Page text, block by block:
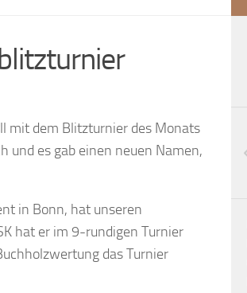
mit dem Blitzturnier des Monats
und es gab einen neuen Namen,
in Bonn, hat unseren
hat er im 9-rundigen Turnier
das Turnier